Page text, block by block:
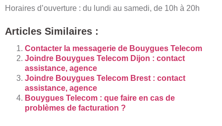
Horaires d’ouverture : du lundi au samedi, de 10h à 20h
Articles Similaires :
Contacter la messagerie de Bouygues Telecom
Joindre Bouygues Telecom Dijon : contact
assistance, agence
Joindre Bouygues Telecom Brest : contact
assistance, agence
Bouygues Telecom : que faire en cas de
problèmes de facturation ?